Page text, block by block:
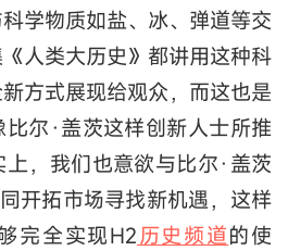
学物质如盐、冰、弹道等交
人类大历史》都讲用这种科
方式展现给观众，而这也是
尔·盖茨这样创新人士所推
，我们也意欲与比尔·盖茨
开拓市场寻找新机遇，这样
完全实现H2历史频道的使